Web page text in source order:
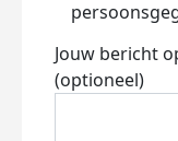
Jouw bericht
(optioneel)